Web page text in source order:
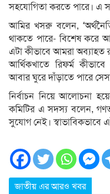
সহযোগিতা করতে পারে। এ
আমির খসরু বলেন,
থাকতে পারে- বিশেষ করে
এটা কীভাবে আমরা অব্যাহত
আর্থিকখাতে রিফর্ম
আবার ঘুরে দাঁড়াতে পারে
নির্বাচন নিয়ে আলোচনা
কমিটির এ সদস্য বলেন,
সুযোগ নেই। স্বাভাবিকভাবে
জাতীয় এর আরও খবর